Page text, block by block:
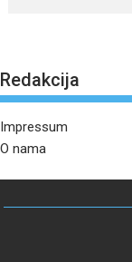
Redakcija
Impressum
O nama